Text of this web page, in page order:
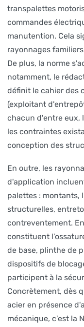
transpalettes
commandes
manutention. Cela
rayonnages
De plus, la norme
notamment, le
définit le cahier des
(exploitant
chacun d'entre eux,
les contraintes
conception des
En outre, les
d'application
palettes : montants,
structurelles,
contreventement.
constituent
de base, plinthe de
dispositifs de
participent à la
Concrètement, dès
acier en présence
mécanique, c'est la